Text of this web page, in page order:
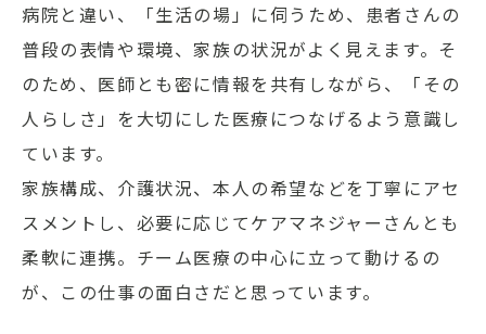
病院と違い、「生活の場」に伺うため、患者さんの
普段の表情や環境、家族の状況がよく見えます。そ
のため、医師とも密に情報を共有しながら、「その
人らしさ」を大切にした医療につなげるよう意識し
ています。
家族構成、介護状況、本人の希望などを丁寧にアセ
スメントし、必要に応じてケアマネジャーさんとも
柔軟に連携。チーム医療の中心に立って動けるの
が、この仕事の面白さだと思っています。